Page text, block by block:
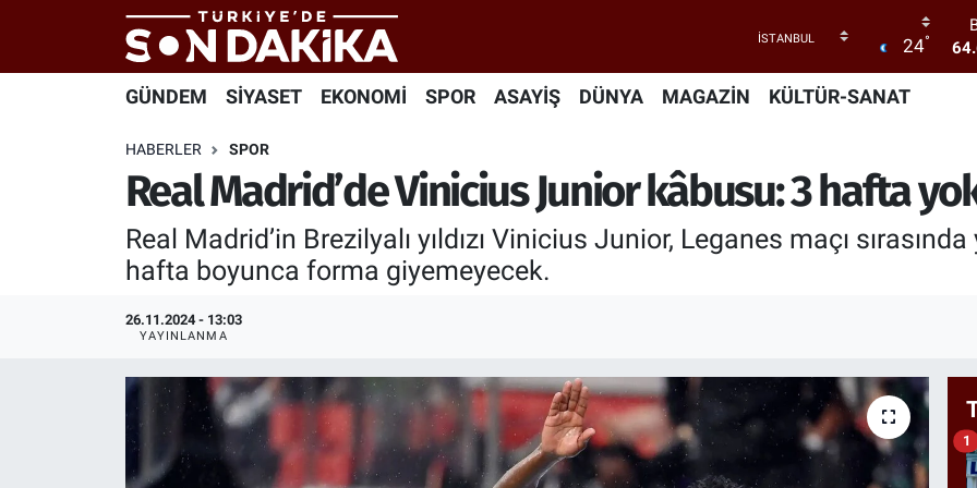
24°
GÜNDEM SİYASET EKONOMİ SPOR ASAYİŞ DÜNYA MAGAZİN KÜLTÜR-SANAT
HABERLER SPOR
Real Madrid’de Vinicius Junior kâbusu: 3 hafta
Real Madrid’in Brezilyalı yıldızı Vinicius Junior, Leganes maçı
hafta boyunca forma giyemeyecek.
26.11.2024 - 13:03
YAYINLANMA
1
Hava Durumu
Trafik Durumu
Süper Lig Puan Durumu ve Fikstür
Tüm Manşetler